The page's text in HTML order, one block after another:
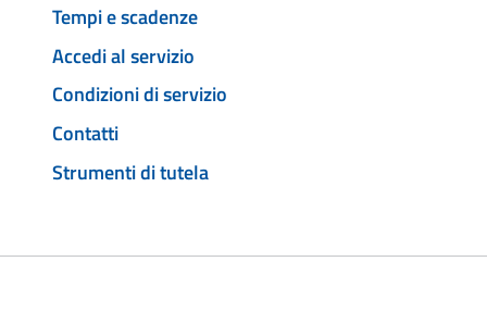
Tempi e scadenze
Accedi al servizio
Condizioni di servizio
Contatti
Strumenti di tutela